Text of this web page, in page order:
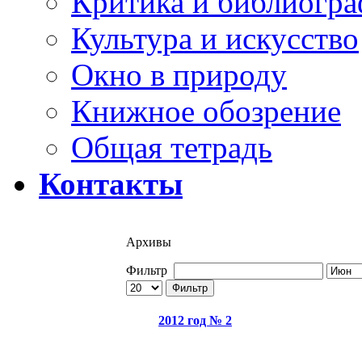
Культура и искусство
Окно в природу
Книжное обозрение
Общая тетрадь
Контакты
Архивы
Фильтр
Фильтр
2012 год № 2